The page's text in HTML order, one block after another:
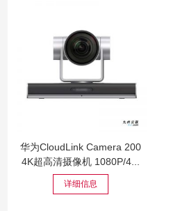
华为CloudLink Camera 200
4K超高清摄像机 1080P/4...
详细信息